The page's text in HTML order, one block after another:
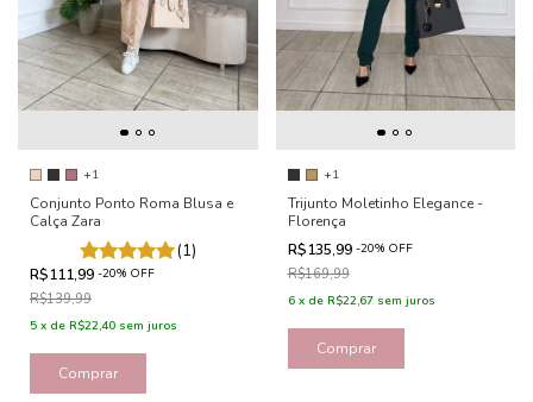
+1
Conjunto Ponto Roma Blusa e
Calça Zara
(1)
R$111,99 -20% OFF
R$139,99
5 x de R$22,40 sem juros
Comprar
+1
Trijunto Moletinho Elegance -
Florença
R$135,99 -20% OFF
R$169,99
6 x de R$22,67 sem juros
Comprar